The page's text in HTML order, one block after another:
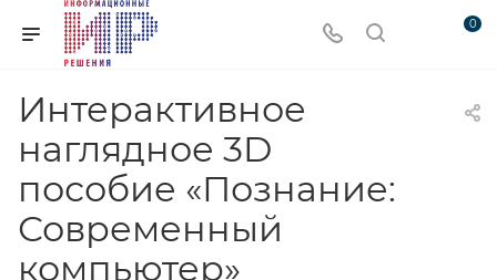
0
Интерактивное
наглядное 3D
пособие «Познание:
Современный
компьютер»